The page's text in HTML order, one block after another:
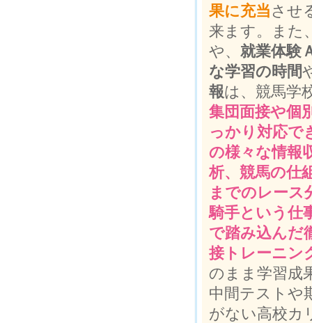
果に充当 させ
来ます。また
や、 就業体験
な学習の時間
報は、競馬学
集団面接や個
っかり対応で
の様々な情報
析、競馬の仕
までのレース
騎手という仕
で踏み込んだ
接トレーニン
のまま学習成
中間テストや
がない高校カ